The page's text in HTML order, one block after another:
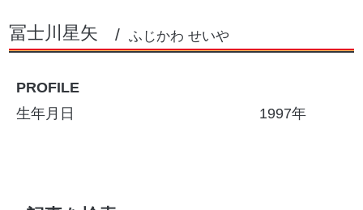
冨士川星矢 ふじかわ せいや
PROFILE
生年月日
1997年